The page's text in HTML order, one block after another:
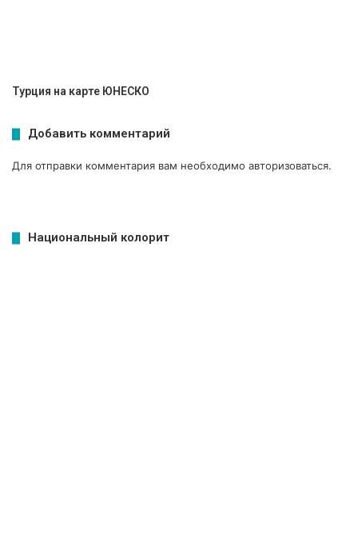
Турция на карте ЮНЕСКО
Добавить комментарий
Для отправки комментария вам необходимо авторизоваться.
Национальный колорит